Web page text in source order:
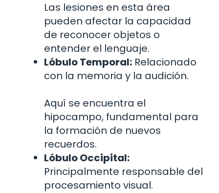
Las lesiones en esta área
pueden afectar la capacidad
de reconocer objetos o
entender el lenguaje.
Lóbulo Temporal: Relacionado
con la memoria y la audición.
Aquí se encuentra el
hipocampo, fundamental para
la formación de nuevos
recuerdos.
Lóbulo Occipital:
Principalmente responsable del
procesamiento visual.